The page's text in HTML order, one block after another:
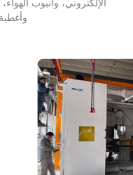
الإلكتروني، وأنبوب
وأغطية